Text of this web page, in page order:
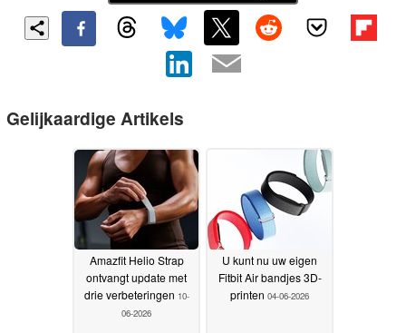
Gelijkaardige Artikels
Amazfit Helio Strap
ontvangt update met
drie verbeteringen 10-
06-2026
U kunt nu uw eigen
Fitbit Air bandjes 3D-
printen 04-06-2026